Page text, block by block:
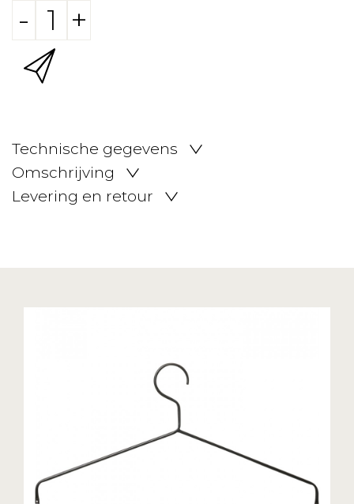
- +
Technische gegevens
Omschrijving
Levering en retour